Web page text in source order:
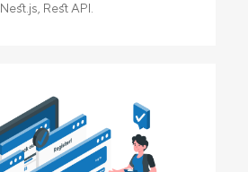
Nest.js, Rest API.